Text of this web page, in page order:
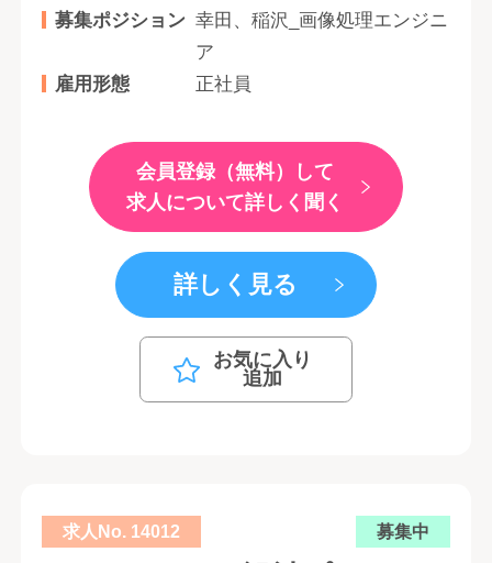
募集ポジション 幸田、稲沢_画像処理エンジニ
ア
雇用形態
正社員
会員登録（無料）して
求人について詳しく聞く
詳しく見る
お気に入り
追加
求人No. 14012 募集中